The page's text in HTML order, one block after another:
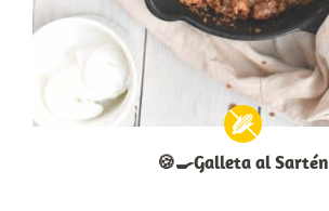
🍪🍳Galleta al Sartén